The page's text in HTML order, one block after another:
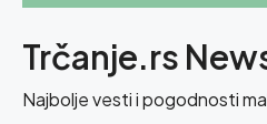
Trčanje.rs
Najbolje vesti i pogodnosti